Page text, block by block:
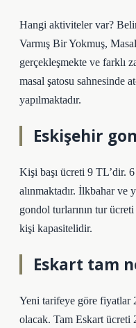
Hangi aktiviteler var?
Varmış Bir Yokmuş,
gerçekleşmekte ve farklı
masal şatosu sahnesinde
yapılmaktadır.
Eskişehir
Kişi başı ücreti 9 TL’dir.
alınmaktadır. İlkbahar ve
gondol turlarının tur
kişi kapasitelidir.
Eskart tam
Yeni tarifeye göre fiyatlar
olacak. Tam Eskart